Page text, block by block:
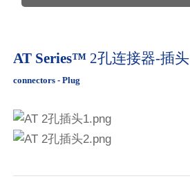
AT Series™ 2孔连接器-插头
connectors - Plug